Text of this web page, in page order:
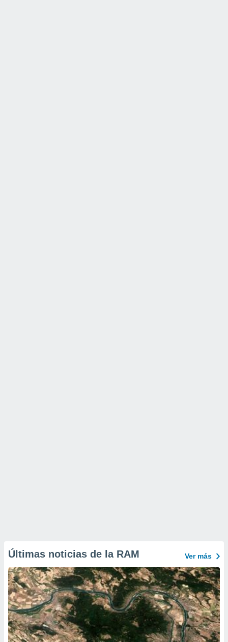
Últimas noticias de la RAM Ver más